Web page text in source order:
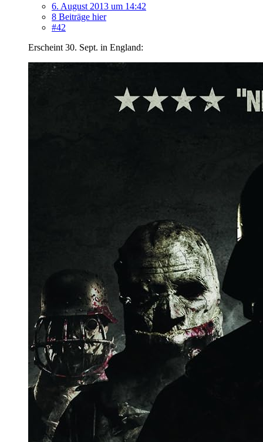
6. August 2013 um 14:42
8 Beiträge hier
#42
Erscheint 30. Sept. in England: